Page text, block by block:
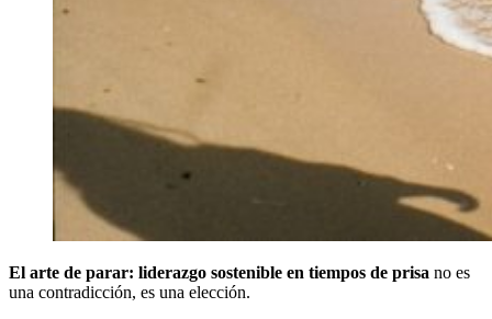
El arte de parar: liderazgo sostenible en tiempos de prisa no es
una contradicción, es una elección.